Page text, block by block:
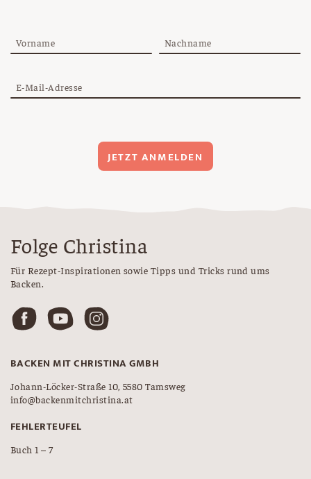
Vorname Nachname
E-Mail-Adresse
JETZT ANMELDEN
Folge Christina
Für Rezept-Inspirationen sowie Tipps und Tricks rund ums
Backen.
BACKEN MIT CHRISTINA GMBH
Johann-Löcker-Straße 10, 5580 Tamsweg
info@backenmitchristina.at
FEHLERTEUFEL
Buch 1 – 7